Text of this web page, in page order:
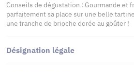
Conseils de dégustation : Gourmande et
parfaitement sa place sur une belle
une tranche de brioche dorée au goûter !
Désignation légale